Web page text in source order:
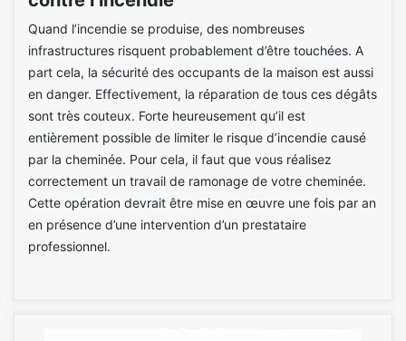
Quand l’incendie se produise, des nombreuses
infrastructures risquent probablement d’être touchées. A
part cela, la sécurité des occupants de la maison est aussi
en danger. Effectivement, la réparation de tous ces dégâts
sont très couteux. Forte heureusement qu’il est
entièrement possible de limiter le risque d’incendie causé
par la cheminée. Pour cela, il faut que vous réalisez
correctement un travail de ramonage de votre cheminée.
Cette opération devrait être mise en œuvre une fois par an
en présence d’une intervention d’un prestataire
professionnel.